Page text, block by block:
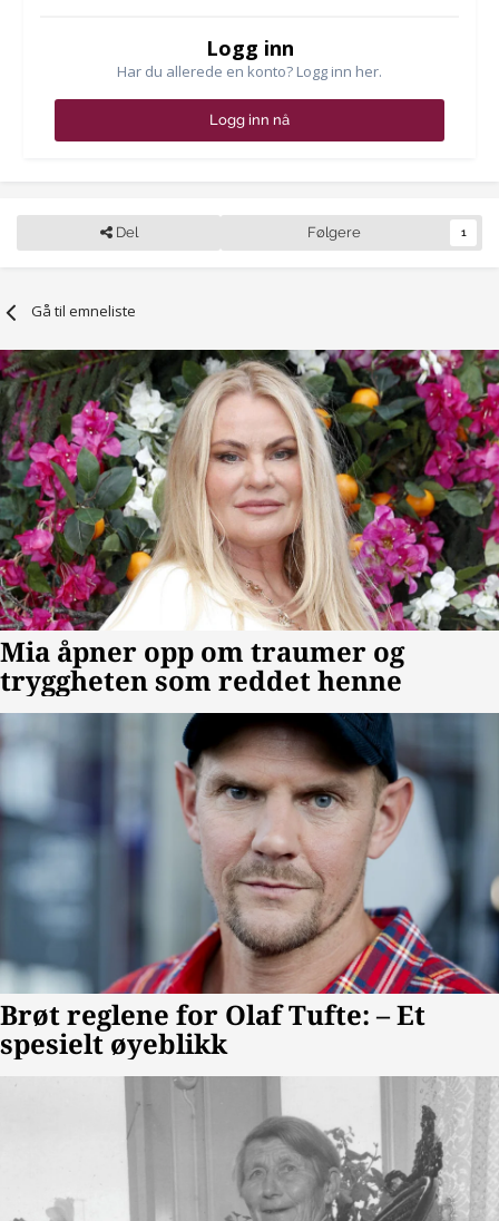
Logg inn
Har du allerede en konto? Logg inn her.
Logg inn nå
Del Følgere 1
Gå til emneliste